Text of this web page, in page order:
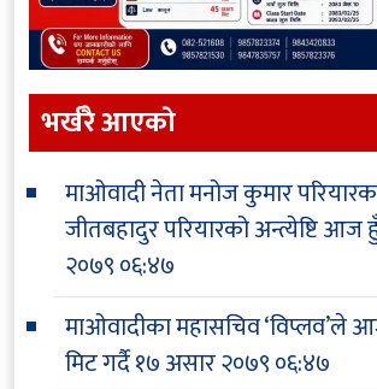
भर्खरै आएकाे
माओवादी नेता मनोज कुमार
जीतबहादुर परियारको अन्त्येष्टि आज
२०७९ ०६:४७
माओवादीका महासचिव ‘विप्लव’ले
मिट गर्दै१७ असार २०७९ ०६:४७